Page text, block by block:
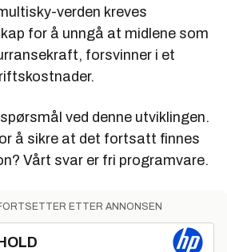
verden kreves
for å unngå at midlene som
forsvinner i et
ved denne utviklingen.
å sikre at det fortsatt finnes
Vårt svar er fri programvare.
ETTER ANNONSEN